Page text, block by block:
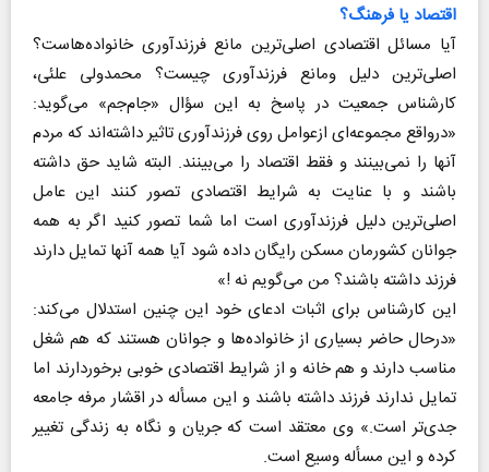
اقتصاد یا فرهنگ؟
آیا مسائل اقتصادی اصلی‌ترین مانع فرزندآوری خانواده‌هاست؟
اصلی‌ترین دلیل ومانع فرزندآوری چیست؟ محمد‌ولی علئی،
کارشناس جمعیت در پاسخ به این سؤال «جام‌جم» می‌گوید:
«درواقع مجموعه‌ای ازعوامل روی فرزند‌آوری تاثیر داشته‌اند که مردم
آنها را نمی‌بینند و فقط اقتصاد را می‌بینند‌. البته شاید حق داشته
باشند و با عنایت به شرایط اقتصادی تصور کنند این عامل
اصلی‌ترین دلیل فرزند‌آوری است اما شما تصور کنید اگر به همه
جوانان کشورمان مسکن رایگان داده شود آیا همه آنها تمایل دارند
فرزند داشته باشند؟ من می‌گویم نه !»
این کارشناس برای اثبات ادعای خود این چنین استدلال می‌کند:
«درحال حاضر بسیاری از خانواده‌ها و جوانان هستند که هم شغل
مناسب دارند و هم خانه و از شرایط اقتصادی خوبی برخوردارند اما
تمایل ندارند فرزند داشته باشند و این مسأله در اقشار مرفه جامعه
جدی‌تر است.» وی معتقد است که جریان و نگاه به زندگی تغییر
کرده و این مسأله وسیع است‌.